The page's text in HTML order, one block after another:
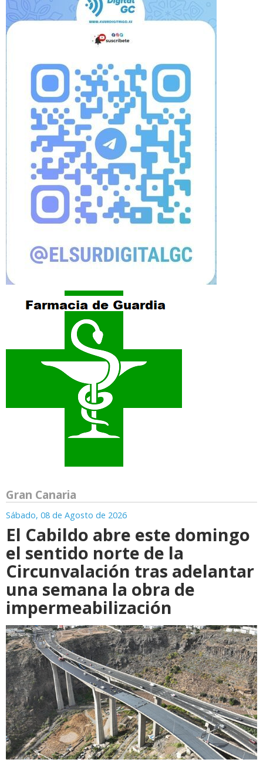
Gran Canaria
Sábado, 08 de Agosto de 2026
El Cabildo abre este domingo
el sentido norte de la
Circunvalación tras adelantar
una semana la obra de
impermeabilización